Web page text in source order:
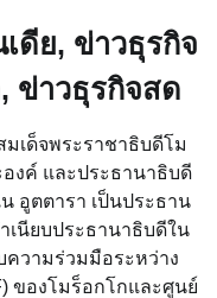
ดีย, ข่าวธุรกิจ
ข่าวธุรกิจสด
มเด็จพระราชาธิบดีโม
งค์ และประธานาธิบดี
อูตตารา เป็นประธาน
นียบประธานาธิบดีใน
วามร่วมมือระหว่าง
ของโมร็อกโกและศูนย์